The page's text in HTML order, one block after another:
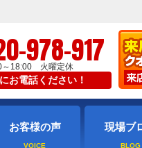
978-917
～18:00 火曜定休
お電話ください！
お客様の声 現場ブ